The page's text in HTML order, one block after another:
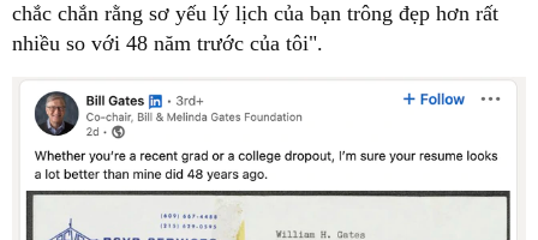
chắc chắn rằng sơ yếu lý lịch của bạn trông đẹp hơn rất
nhiều so với 48 năm trước của tôi".